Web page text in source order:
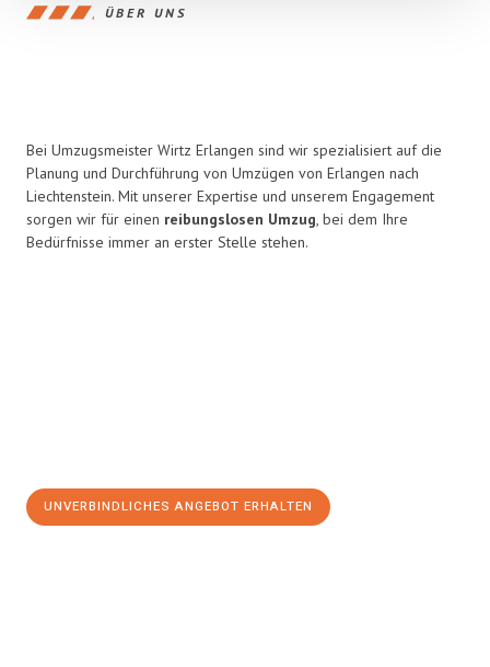
ÜBER UNS
Bei Umzugsmeister Wirtz Erlangen sind wir spezialisiert auf die
Planung und Durchführung von Umzügen von Erlangen nach
Liechtenstein. Mit unserer Expertise und unserem Engagement
sorgen wir für einen reibungslosen Umzug, bei dem Ihre
Bedürfnisse immer an erster Stelle stehen.
UNVERBINDLICHES ANGEBOT ERHALTEN